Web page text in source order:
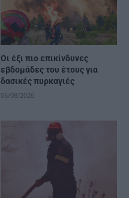
Οι έξι πιο επικίνδυνες
εβδομάδες του έτους για
δασικές πυρκαγιές
06/08/2026